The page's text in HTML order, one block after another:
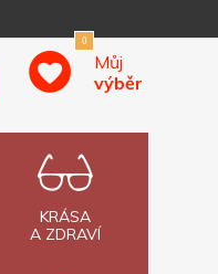
0
Můj
výběr
KRÁSA
A ZDRAVÍ